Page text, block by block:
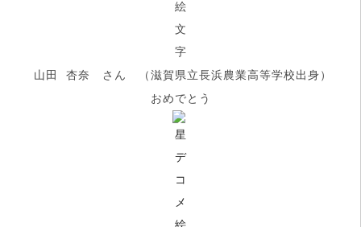
山田 杏奈 さん （滋賀県立長浜農業高等学校出身）
おめでとう